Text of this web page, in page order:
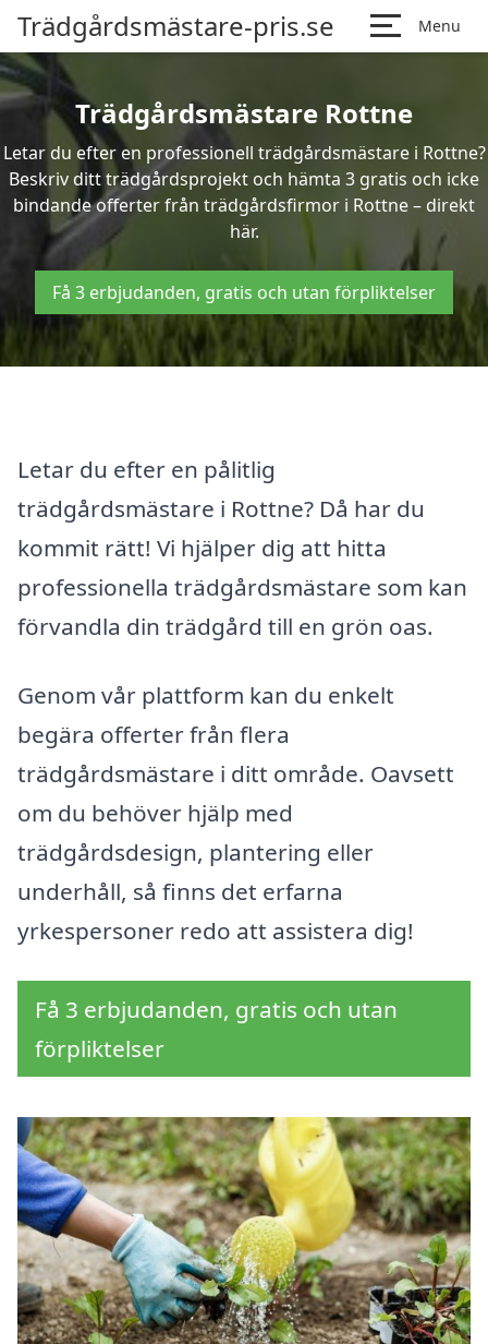
Trädgårdsmästare-pris.se Menu
Trädgårdsmästare Rottne
Letar du efter en professionell trädgårdsmästare i Rottne?
Beskriv ditt trädgårdsprojekt och hämta 3 gratis och icke
bindande offerter från trädgårdsfirmor i Rottne – direkt
här.
Få 3 erbjudanden, gratis och utan förpliktelser
Letar du efter en pålitlig
trädgårdsmästare i Rottne? Då har du
kommit rätt! Vi hjälper dig att hitta
professionella trädgårdsmästare som kan
förvandla din trädgård till en grön oas.
Genom vår plattform kan du enkelt
begära offerter från flera
trädgårdsmästare i ditt område. Oavsett
om du behöver hjälp med
trädgårdsdesign, plantering eller
underhåll, så finns det erfarna
yrkespersoner redo att assistera dig!
Få 3 erbjudanden, gratis och utan
förpliktelser